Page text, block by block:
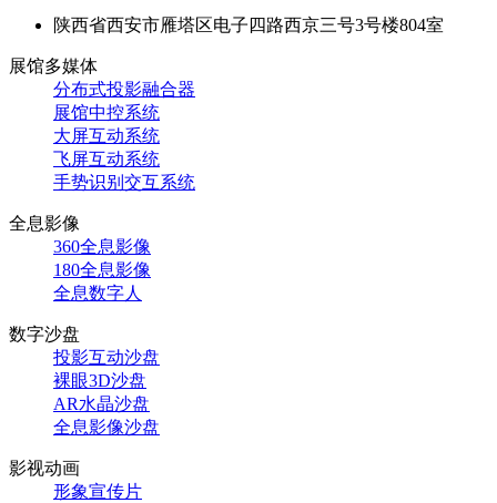
陕西省西安市雁塔区电子四路西京三号3号楼804室
展馆多媒体
分布式投影融合器
展馆中控系统
大屏互动系统
飞屏互动系统
手势识别交互系统
全息影像
360全息影像
180全息影像
全息数字人
数字沙盘
投影互动沙盘
裸眼3D沙盘
AR水晶沙盘
全息影像沙盘
影视动画
形象宣传片